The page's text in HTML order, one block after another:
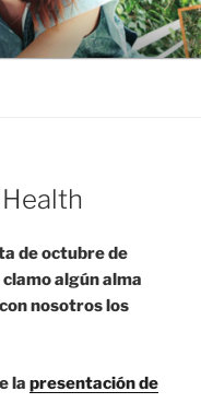
de octubre de
algún alma
nosotros los
la presentación de